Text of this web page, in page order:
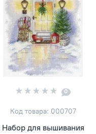
0
Код товара: 000707
Набор для вышивания